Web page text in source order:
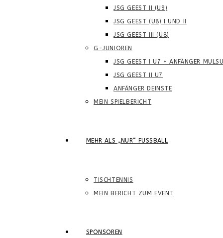
JSG GEEST II (U9)
JSG GEEST (U8) I UND II
JSG GEEST III (U8)
G-JUNIOREN
JSG GEEST I U7 + ANFÄNGER
JSG GEEST II U7
ANFÄNGER DEINSTE
MEIN SPIELBERICHT
MEHR ALS „NUR“ FUSSBALL
TISCHTENNIS
MEIN BERICHT ZUM EVENT
SPONSOREN